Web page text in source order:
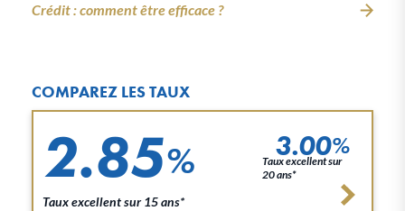
Crédit : comment être efficace ?
COMPAREZ LES TAUX
2.85%
Taux excellent sur 15 ans*
3.00%
Taux excellent sur
20 ans*